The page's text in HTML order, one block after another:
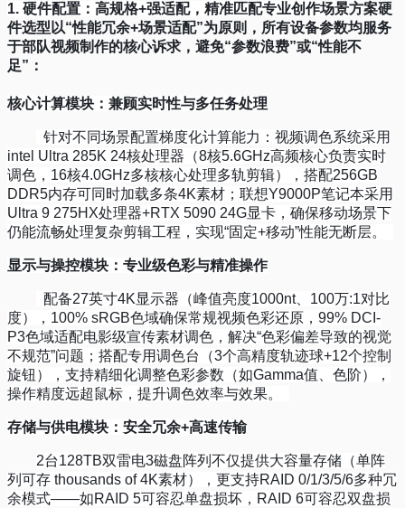
1. 硬件配置：高规格+强适配，精准匹配专业创作场景方案硬
件选型以“性能冗余+场景适配”为原则，所有设备参数均服务
于部队视频制作的核心诉求，避免“参数浪费”或“性能不
足” ：
核心计算模块：兼顾实时性与多任务处理
针对不同场景配置梯度化计算能力：视频调色系统采用
intel Ultra 285K 24核处理器（8核5.6GHz高频核心负责实时
调色， 16核4.0GHz多核核心处理多轨剪辑），搭配256GB
DDR5内存可同时加载多条4K素材；联想Y9000P笔记本采用
Ultra 9 275HX处理器+RTX 5090 24G显卡，确保移动场景下
仍能流畅处理复杂剪辑工程，实现“固定+移动”性能无断层。
显示与操控模块：专业级色彩与精准操作
配备27英寸4K显示器（峰值亮度1000nt、 100万:1对比
度）， 100% sRGB色域确保常规视频色彩还原， 99% DCI-
P3色域适配电影级宣传素材调色，解决“色彩偏差导致的视觉
不规范”问题；搭配专用调色台（3个高精度轨迹球+12个控制
旋钮），支持精细化调整色彩参数（如Gamma值、色阶），
操作精度远超鼠标，提升调色效率与效果。
存储与供电模块：安全冗余+高速传输
2台128TB双雷电3磁盘阵列不仅提供大容量存储（单阵
列可存 thousands of 4K素材），更支持RAID 0/1/3/5/6多种冗
余模式——如RAID 5可容忍单盘损坏， RAID 6可容忍双盘损